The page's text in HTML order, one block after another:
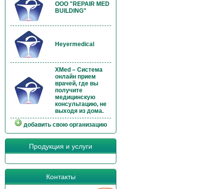
OOO "REPAIR MED
BUILDING"
Heyermedical
XMed – Система
онлайн прием
врачей, где вы
получите
медицинскую
консультацию, не
выходя из дома.
добавить свою организацию
Продукция и услуги
Контакты